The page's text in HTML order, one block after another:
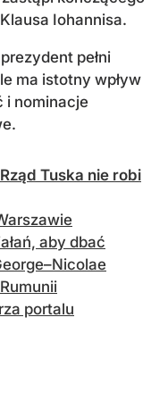
Iohannisa.
pełni
ma istotny wpływ
i nominacje
Tuska nie robi
aby dbać
portalu